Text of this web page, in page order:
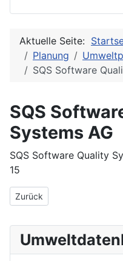
Aktuelle Seite:
Planung
SQS Software
SQS
Systems AG
SQS Software Quality
15
Vorheriger Beitrag: sphinx-
Zurück